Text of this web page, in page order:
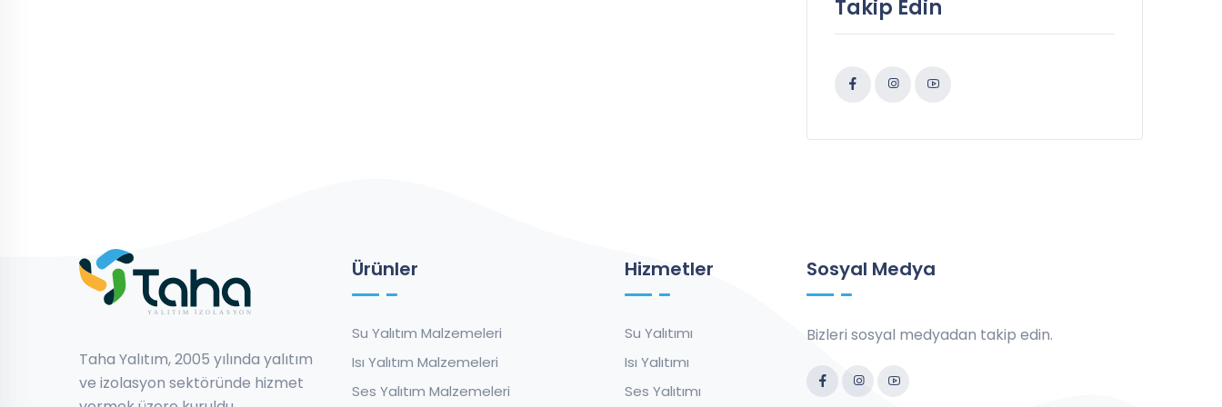
Takip Edin
Taha Yalıtım, 2005 yılında yalıtım
ve izolasyon sektöründe hizmet
Ürünler
Su Yalıtım Malzemeleri
Isı Yalıtım Malzemeleri
Ses Yalıtım Malzemeleri
Hizmetler
Su Yalıtımı
Isı Yalıtımı
Ses Yalıtımı
Sosyal Medya
Bizleri sosyal medyadan takip edin.